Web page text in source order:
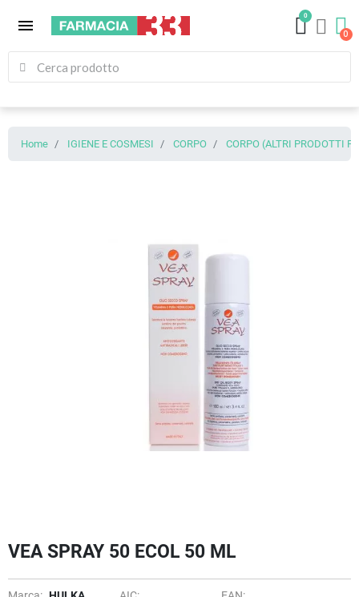
menu
0
Home IGIENE E COSMESI CORPO CORPO (ALTRI PRODOTTI
VEA SPRAY 50 ECOL 50 ML